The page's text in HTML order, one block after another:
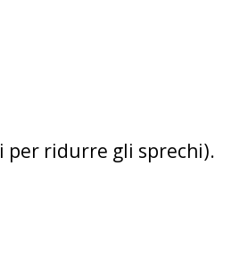
ridurre gli sprechi).